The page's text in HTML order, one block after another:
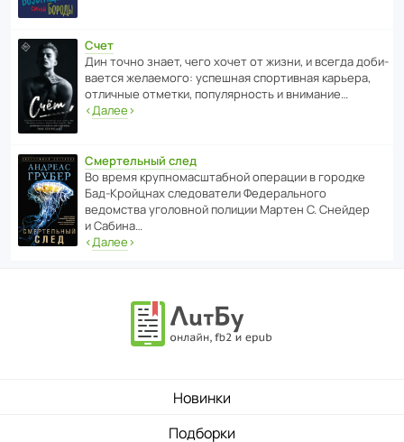
Счет
Дин точно знает, чего хочет от жизни, и всегда доби­
ва­ется жела­е­мого: успе­шная спор­ти­вная карьера,
отли­чные отметки, попу­ля­р­ность и внимание…
‹Далее›
Смертельный след
Во время круп­но­мас­ш­та­бной операции в городке
Бад‑Крой­цнах следо­ва­тели Феде­раль­ного
ведомства уголо­вной полиции Мартен С. Снейдер
и Сабина…
‹Далее›
Новинки
Подборки